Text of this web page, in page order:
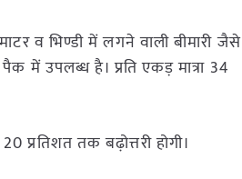
व भिण्डी में लगने वाली बीमारी जैसे
में उपलब्ध है। प्रति एकड़ मात्रा 34
तक बढ़ोत्तरी होगी।